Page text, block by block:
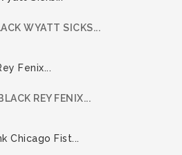
WYATT SICKS...
REY FENIX...